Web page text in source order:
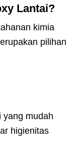
Lantai?
kimia
pilihan
yang mudah
higienitas